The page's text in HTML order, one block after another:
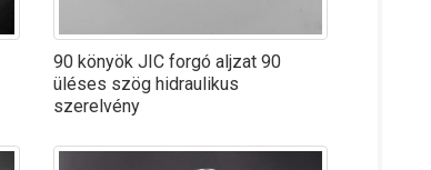
90 könyök JIC forgó aljzat 90
üléses szög hidraulikus
szerelvény